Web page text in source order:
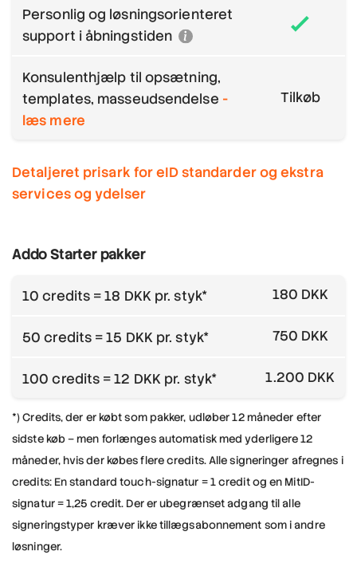
Personlig og løsningsorienteret
support i åbningstiden
Konsulenthjælp til opsætning,
templates, masseudsendelse -
læs mere
Tilkøb
Detaljeret prisark for eID standarder og ekstra
services og ydelser
Addo Starter pakker
10 credits = 18 DKK pr. styk* 180 DKK
50 credits = 15 DKK pr. styk* 750 DKK
100 credits = 12 DKK pr. styk* 1.200 DKK
*) Credits, der er købt som pakker, udløber 12 måneder efter
sidste køb – men forlænges automatisk med yderligere 12
måneder, hvis der købes flere credits.Alle signeringer afregnes i
credits: En standard touch-signatur = 1 credit og en MitID-
signatur = 1,25 credit. Der er ubegrænset adgang til alle
signeringstyper kræver ikke tillægsabonnement som i andre
løsninger.